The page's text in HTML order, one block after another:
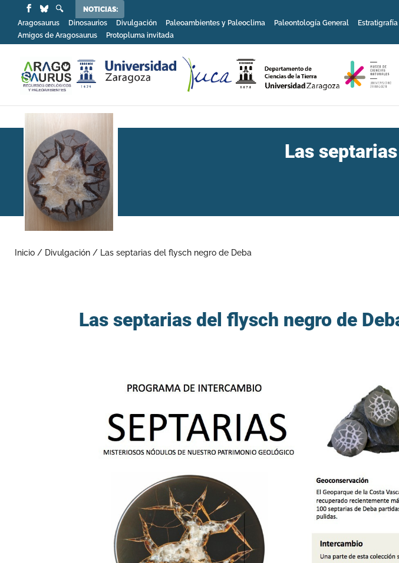
NOTICIAS:
Aragosaurus
Dinosaurios Divulgación Paleoambientes y Paleoclima Paleontología General Estratigrafía
Amigos de Aragosaurus
Protopluma invitada
Las
Inicio / Divulgación / Las septarias del flysch negro de Deba
Las septarias del flysch negro de